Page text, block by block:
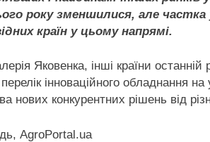
року зменшилися, але
країн у цьому напрямі.
Яковенка, інші країни останній
інноваційного обладнання
нових конкурентних рішень від
AgroPortal.ua